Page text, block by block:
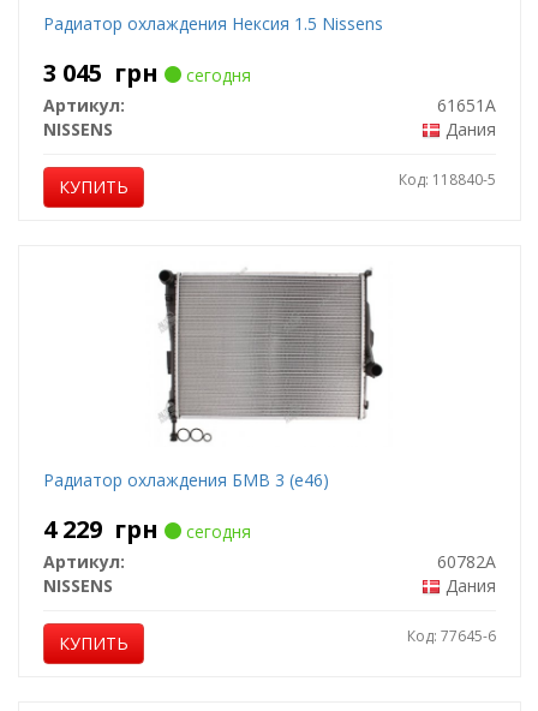
Радиатор охлаждения Нексия 1.5 Nissens
3 045 грн
сегодня
Артикул:
61651A
NISSENS
Дания
КУПИТЬ Код: 118840-5
Радиатор охлаждения БМВ 3 (е46)
4 229 грн
сегодня
Артикул:
60782A
NISSENS
Дания
КУПИТЬ Код: 77645-6